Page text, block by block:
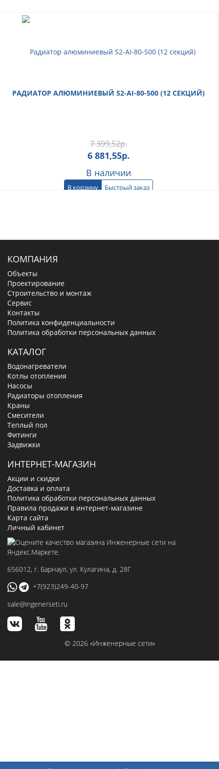
РАДИАТОР АЛЮМИНИЕВЫЙ S2-АI-80-500 (12 СЕКЦИЙ)
7 399,52р.
6 881,55р.
В наличии
В корзину Быстрый заказ
КОМПАНИЯ
Объекты
Проектирование
Строительство и монтаж
Сервис
Контакты
Политика конфиденциальности
Политика обработки персональных данных
КАТАЛОГ
Водонагреватели
Котлы отопления
Насосы
Радиаторы отопления
Краны
Смесители
Теплый пол
Фитинги
Задвижки
ИНТЕРНЕТ-МАГАЗИН
Акции и скидки
Доставка и оплата
Политика обработки персональных данных
Правила продажи в интернет-магазине
Карта сайта
Личный кабинет
656012, г. Барнаул, ул. Кулагина, д. 28Г
+7(923)249-40-97
sale@ingenerseti.ru
© 2026 «Инженерные сети»